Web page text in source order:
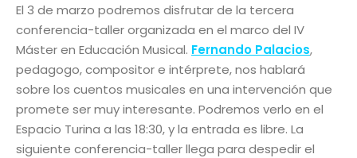
El 3 de marzo podremos disfrutar de la tercera
conferencia-taller organizada en el marco del IV
Máster en Educación Musical. Fernando Palacios,
pedagogo, compositor e intérprete, nos hablará
sobre los cuentos musicales en una intervención que
promete ser muy interesante. Podremos verlo en el
Espacio Turina a las 18:30, y la entrada es libre. La
siguiente conferencia-taller llega para despedir el